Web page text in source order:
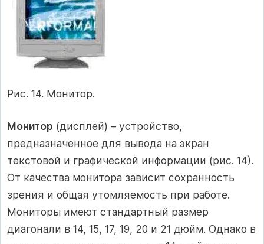
Рис. 14. Монитор.
Монитор (дисплей) – устройство,
предназначенное для вывода на экран
текстовой и графической информации (рис. 14).
От качества монитора зависит сохранность
зрения и общая утомляемость при работе.
Мониторы имеют стандартный размер
диагонали в 14, 15, 17, 19, 20 и 21 дюйм. Однако в